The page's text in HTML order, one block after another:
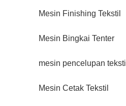
Mesin Finishing Tekstil
Mesin Bingkai Tenter
mesin pencelupan tekstil
Mesin Cetak Tekstil